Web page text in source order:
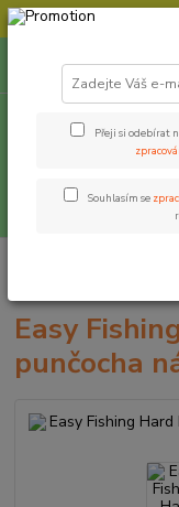
⚠️ POZOR -
Hard Elastic PVA
Easy
punčocha
Přeji si odebírat
Souhlasím se